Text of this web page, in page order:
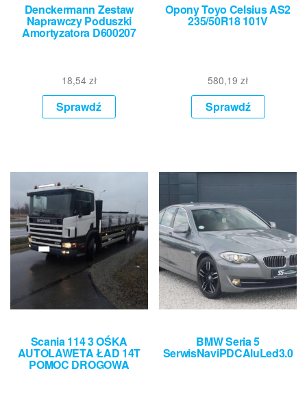
Denckermann Zestaw
Naprawczy Poduszki
Amortyzatora D600207
18,54 zł
Sprawdź
Opony Toyo Celsius AS2
235/50R18 101V
580,19zł
Sprawdź
Scania 114 3 OŚKA
AUTOLAWETA ŁAD 14T
POMOC DROGOWA
BMW Seria 5
SerwisNaviPDCAluLed3.0